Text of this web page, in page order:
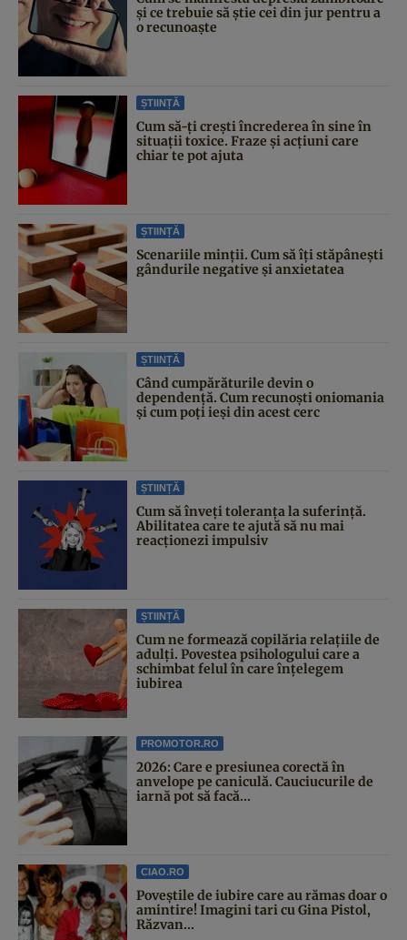
și ce trebuie să știe cei din jur pentru a
o recunoaște
ȘTIINȚĂ
Cum să-ți crești încrederea în sine în
situații toxice. Fraze și acțiuni care
chiar te pot ajuta
ȘTIINȚĂ
Scenariile minții. Cum să îți stăpânești
gândurile negative și anxietatea
ȘTIINȚĂ
Când cumpărăturile devin o
dependență. Cum recunoști oniomania
și cum poți ieși din acest cerc
ȘTIINȚĂ
Cum să înveți toleranța la suferință.
Abilitatea care te ajută să nu mai
reacționezi impulsiv
ȘTIINȚĂ
Cum ne formează copilăria relațiile de
adulți. Povestea psihologului care a
schimbat felul în care înțelegem
iubirea
PROMOTOR.RO
2026: Care e presiunea corectă în
anvelope pe caniculă. Cauciucurile de
iarnă pot să facă...
CIAO.RO
Poveştile de iubire care au rămas doar o
amintire! Imagini tari cu Gina Pistol,
Răzvan...